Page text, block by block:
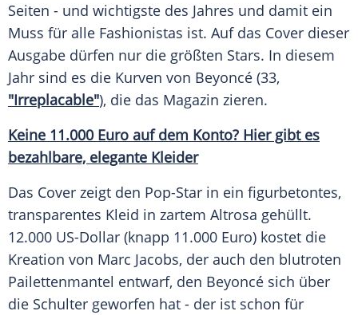
Seiten - und wichtigste des Jahres und damit ein
Muss für alle Fashionistas ist. Auf das Cover dieser
Ausgabe dürfen nur die größten Stars. In diesem
Jahr sind es die Kurven von Beyoncé (33,
"Irreplacable"), die das Magazin zieren.
Keine 11.000 Euro auf dem Konto? Hier gibt es
bezahlbare, elegante Kleider
Das Cover zeigt den Pop-Star in ein figurbetontes,
transparentes Kleid in zartem Altrosa gehüllt.
12.000 US-Dollar (knapp 11.000 Euro) kostet die
Kreation von Marc Jacobs, der auch den blutroten
Pailettenmantel entwarf, den Beyoncé sich über
die Schulter geworfen hat - der ist schon für